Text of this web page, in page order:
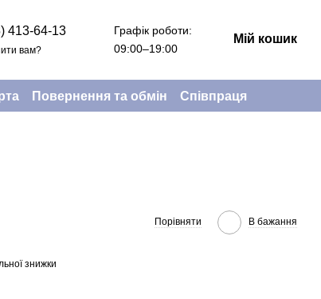
413-64-13
вам?
Графік роботи:
09:00–19:00
Мій кошик
Повернення та обмін Співпраця
Порівняти В бажання
знижки